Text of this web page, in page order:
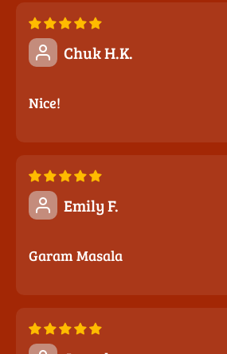
Chuk H.K.
Nice!
Emily F.
Garam Masala